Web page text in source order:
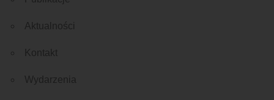
Aktualności
Kontakt
Wydarzenia